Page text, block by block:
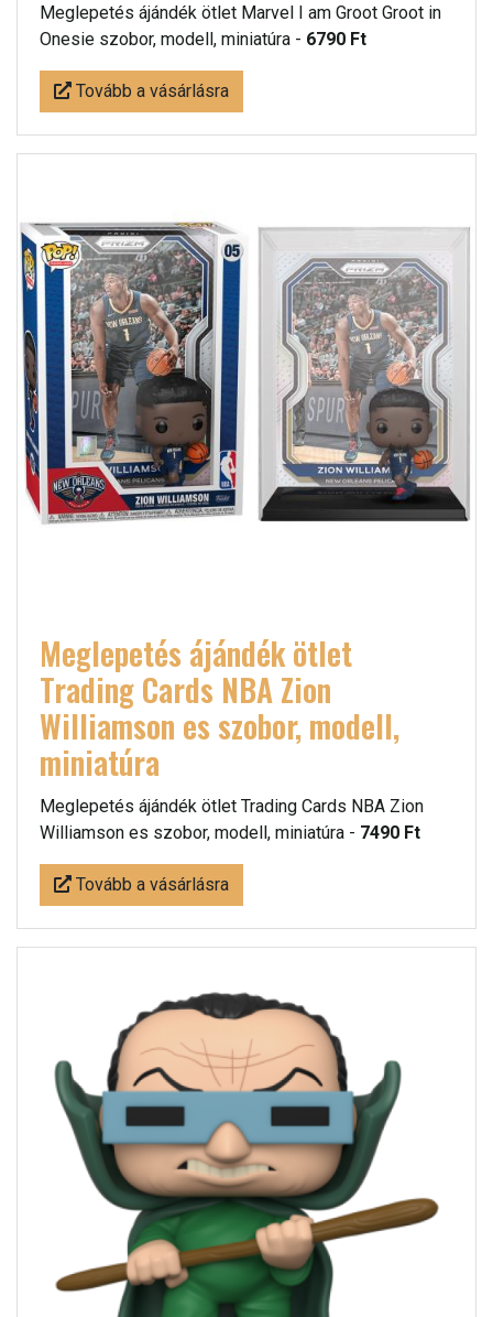
Meglepetés ájándék ötlet Marvel I am Groot Groot in
Onesie szobor, modell, miniatúra - 6790 Ft
Tovább a vásárlásra
Meglepetés ájándék ötlet
Trading Cards NBA Zion
Williamson es szobor, modell,
miniatúra
Meglepetés ájándék ötlet Trading Cards NBA Zion
Williamson es szobor, modell, miniatúra - 7490 Ft
Tovább a vásárlásra